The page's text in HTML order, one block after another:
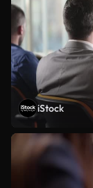
iStock